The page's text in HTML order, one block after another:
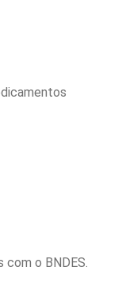
o BNDES.